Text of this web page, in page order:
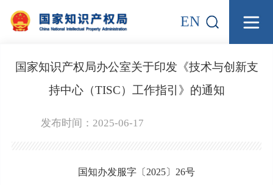
EN
国家知识产权局办公室关于印发《技术与创新支
持中心（TISC）工作指引》的通知
发布时间：2025-06-17
国知办发服字〔2025〕26号